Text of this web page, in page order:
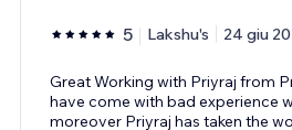
5 Lakshu's 24 giu
Great Working with Priyraj from
have come with bad experience
moreover Priyraj has taken the